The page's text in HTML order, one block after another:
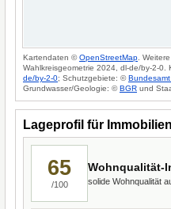
Kartendaten ©OpenStreetMap .
Wahlkreisgeometrie 2024, dl-de/by-2-
de/by-2-0; Schutzgebiete: ©
Grundwasser/Geologie: ©BGR und
Lageprofil für Immobilien
65
/100
Wohnqualität-
solide Wohnqualität